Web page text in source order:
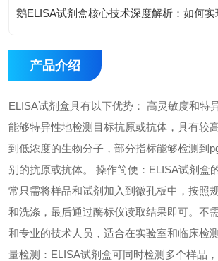
产品介绍
ELISA试剂盒具有以下优势： 高灵敏度和特
能够特异性地检测目标抗原或抗体，具有较
到低浓度的生物分子，部分指标能够检测到
别的抗原或抗体。 操作简便：ELISA试剂盒
常只需将样品和试剂加入到微孔板中，按照
和洗涤，最后通过酶标仪读取结果即可。不
和专业的技术人员，适合在实验室和临床检
量检测：ELISA试剂盒可同时检测多个样品